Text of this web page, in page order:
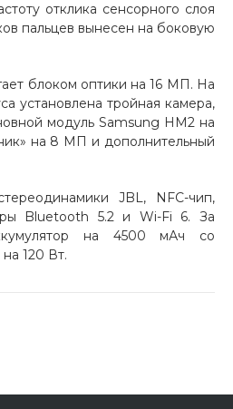
раз в 2 недели
отклика сенсорного слоя
пальцев вынесен на боковую
блоком оптики на 16 МП. На
установлена тройная камера,
модуль Samsung HM2 на
на 8 МП и дополнительный
JBL, NFC-чип,
Bluetooth 5.2 и Wi-Fi 6. За
на 4500 мАч со
120 Вт.